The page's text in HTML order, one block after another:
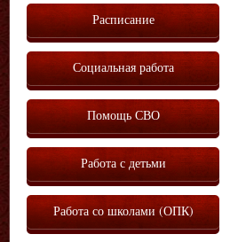
Расписание
Социальная работа
Помощь СВО
Работа с детьми
Работа со школами (ОПК)